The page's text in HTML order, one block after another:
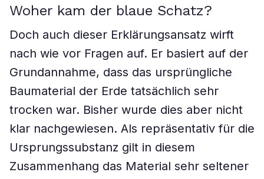
Woher kam der blaue Schatz?
Doch auch dieser Erklärungsansatz wirft
nach wie vor Fragen auf. Er basiert auf der
Grundannahme, dass das ursprüngliche
Baumaterial der Erde tatsächlich sehr
trocken war. Bisher wurde dies aber nicht
klar nachgewiesen. Als repräsentativ für die
Ursprungssubstanz gilt in diesem
Zusammenhang das Material sehr seltener